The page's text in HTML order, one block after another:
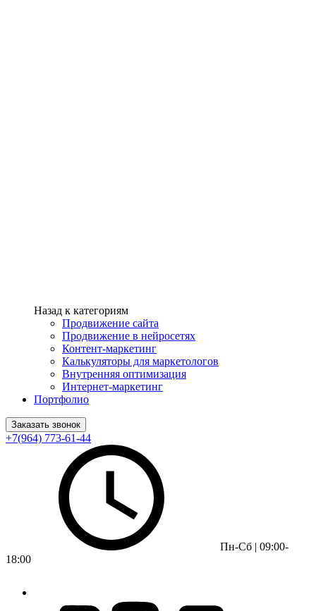
Назад к категориям
Продвижение сайта
Продвижение в нейросетях
Контент-маркетинг
Калькуляторы для маркетологов
Внутренняя оптимизация
Интернет-маркетинг
Портфолио
Заказать звонок
+7(964) 773-61-44
Пн-Сб | 09:00-
18:00